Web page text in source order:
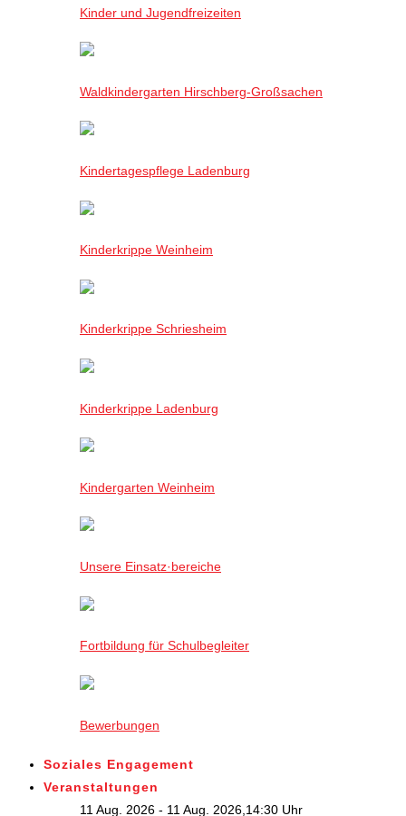
Kinder und Jugendfreizeiten
Waldkindergarten Hirschberg-Großsachen
Kindertagespflege Ladenburg
Kinderkrippe Weinheim
Kinderkrippe Schriesheim
Kinderkrippe Ladenburg
Kindergarten Weinheim
Unsere Einsatz·bereiche
Fortbildung für Schulbegleiter
Bewerbungen
Soziales Engagement
Veranstaltungen
11 Aug. 2026 - 11 Aug. 2026,14:30 Uhr